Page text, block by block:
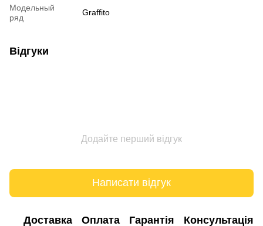
Модельный
ряд
Graffito
Відгуки
Додайте перший відгук
Написати відгук
Доставка Оплата Гарантія Консультація